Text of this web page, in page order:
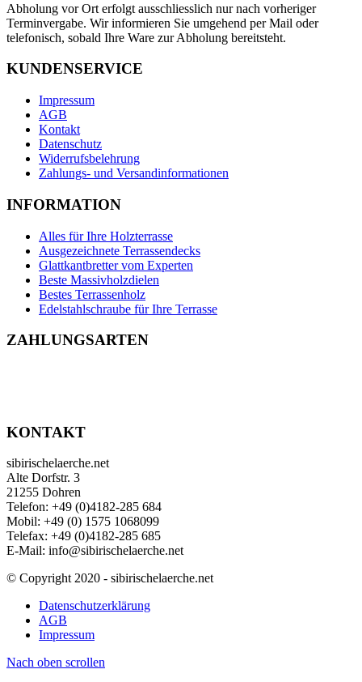
Abholung vor Ort erfolgt ausschliesslich nur nach vorheriger
Terminvergabe. Wir informieren Sie umgehend per Mail oder
telefonisch, sobald Ihre Ware zur Abholung bereitsteht.
KUNDENSERVICE
Impressum
AGB
Kontakt
Datenschutz
Widerrufsbelehrung
Zahlungs- und Versandinformationen
INFORMATION
Alles für Ihre Holzterrasse
Ausgezeichnete Terrassendecks
Glattkantbretter vom Experten
Beste Massivholzdielen
Bestes Terrassenholz
Edelstahlschraube für Ihre Terrasse
ZAHLUNGSARTEN
KONTAKT
sibirischelaerche.net
Alte Dorfstr. 3
21255 Dohren
Telefon: +49 (0)4182-285 684
Mobil: +49 (0) 1575 1068099
Telefax: +49 (0)4182-285 685
E-Mail: info@sibirischelaerche.net
© Copyright 2020 - sibirischelaerche.net
Datenschutzerklärung
AGB
Impressum
Nach oben scrollen